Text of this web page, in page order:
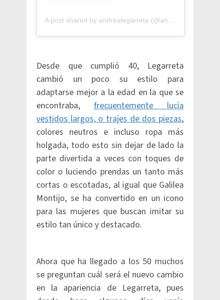
A post shared by andrealegarreta (@andrealegarreta)
Desde que cumplió 40, Legarreta
cambió un poco su estilo para
adaptarse mejor a la edad en la que se
encontraba, frecuentemente lucía
vestidos largos, o trajes de dos piezas,
colores neutros e incluso ropa más
holgada, todo esto sin dejar de lado la
parte divertida a veces con toques de
color o luciendo prendas un tanto más
cortas o escotadas, al igual que Galilea
Montijo, se ha convertido en un icono
para las mujeres que buscan imitar su
estilo tan único y destacado.
Ahora que ha llegado a los 50 muchos
se preguntan cuál será el nuevo cambio
en la apariencia de Legarreta, pues